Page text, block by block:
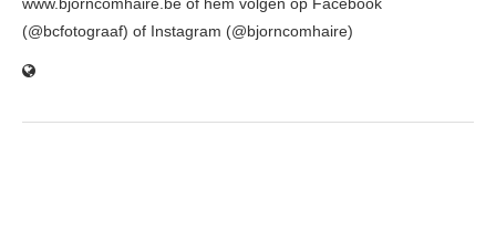
www.bjorncomhaire.be of hem volgen op Facebook
(@bcfotograaf) of Instagram (@bjorncomhaire)